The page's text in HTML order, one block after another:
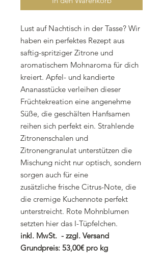
Lust auf Nachtisch in der Tasse? Wir
haben ein perfektes Rezept aus
saftig-spritziger Zitrone und
aromatischem Mohnaroma für dich
kreiert. Apfel- und kandierte
Ananasstücke verleihen dieser
Früchtekreation eine angenehme
Süße, die geschälten Hanfsamen
reihen sich perfekt ein. Strahlende
Zitronenschalen und
Zitronengranulat unterstützen die
Mischung nicht nur optisch, sondern
sorgen auch für eine
zusätzliche frische Citrus-Note, die
die cremige Kuchennote perfekt
unterstreicht. Rote Mohnblumen
setzten hier das I-Tüpfelchen.
inkl. MwSt. - zzgl. Versand
Grundpreis: 53,00€ pro kg